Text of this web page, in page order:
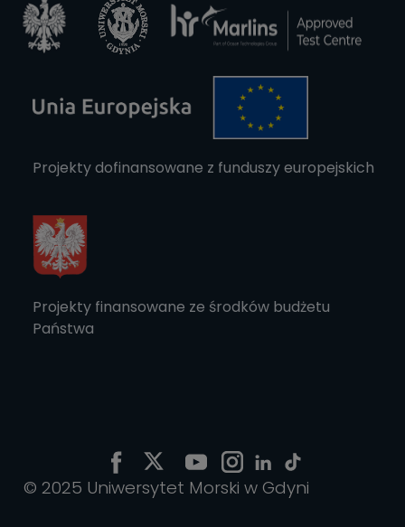
Projekty dofinansowane z funduszy europejskich
Projekty finansowane ze środków budżetu
Państwa
© 2025 Uniwersytet Morski w Gdyni